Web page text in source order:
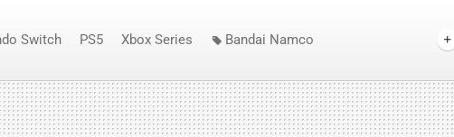
Switch PS5 Xbox Series
Bandai Namco